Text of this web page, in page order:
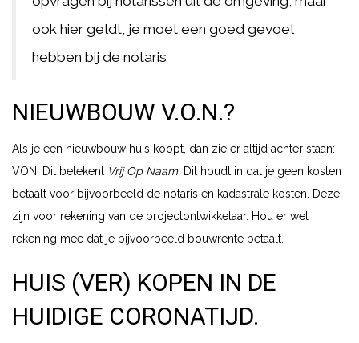
ook hier geldt, je moet een goed gevoel
hebben bij de notaris
NIEUWBOUW V.O.N.?
Als je een nieuwbouw huis koopt, dan zie er altijd achter staan:
VON. Dit betekent Vrij Op Naam. Dit houdt in dat je geen kosten
betaalt voor bijvoorbeeld de notaris en kadastrale kosten. Deze
zijn voor rekening van de projectontwikkelaar. Hou er wel
rekening mee dat je bijvoorbeeld bouwrente betaalt.
HUIS (VER) KOPEN IN DE
HUIDIGE CORONATIJD.